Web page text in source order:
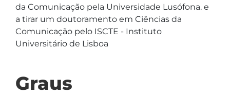
da Comunicação pela Universidade Lusófona. e
a tirar um doutoramento em Ciências da
Comunicação pelo ISCTE - Instituto
Universitário de Lisboa
Graus